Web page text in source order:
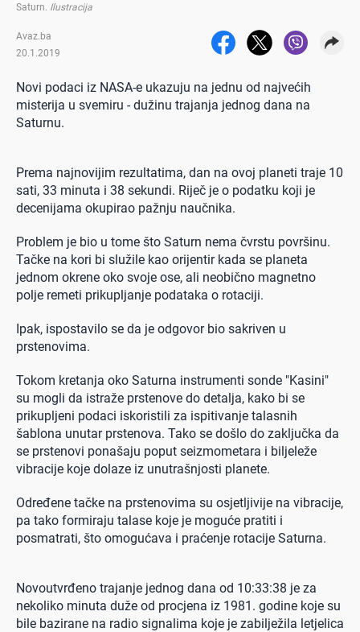
Saturn Ilustracija
Avaz.ba
20.1.2019
Novi podaci iz NASA-e ukazuju na jednu od najvećih
misterija u svemiru - dužinu trajanja jednog dana na
Saturnu.
Prema najnovijim rezultatima, dan na ovoj planeti traje 10
sati, 33 minuta i 38 sekundi. Riječ je o podatku koji je
decenijama okupirao pažnju naučnika.
Problem je bio u tome što Saturn nema čvrstu površinu.
Tačke na kori bi služile kao orijentir kada se planeta
jednom okrene oko svoje ose, ali neobično magnetno
polje remeti prikupljanje podataka o rotaciji.
Ipak, ispostavilo se da je odgovor bio sakriven u
prstenovima.
Tokom kretanja oko Saturna instrumenti sonde "Kasini"
su mogli da istraže prstenove do detalja, kako bi se
prikupljeni podaci iskoristili za ispitivanje talasnih
šablona unutar prstenova. Tako se došlo do zaključka da
se prstenovi ponašaju poput seizmometara i biljeleže
vibracije koje dolaze iz unutrašnjosti planete.
Određene tačke na prstenovima su osjetljivije na vibracije,
pa tako formiraju talase koje je moguće pratiti i
posmatrati, što omogućava i praćenje rotacije Saturna.
Novoutvrđeno trajanje jednog dana od 10:33:38 je za
nekoliko minuta duže od procjena iz 1981. godine koje su
bile bazirane na radio signalima koje je zabilježila letjelica